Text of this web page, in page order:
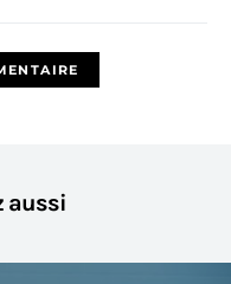
aussi